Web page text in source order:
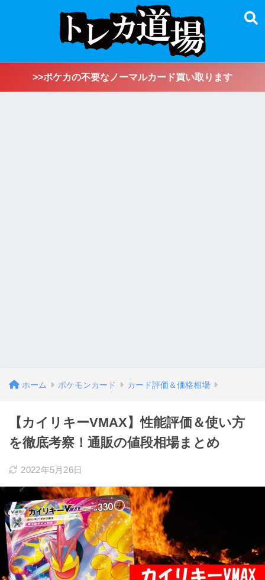
>>ポケカの不要なノーマルカード買い取ります
ホーム ポケモンカード カード評価＆価格相場
【カイリキーVMAX】性能評価＆使い方
を徹底考察！通販の値段相場まとめ
2022年5月26日